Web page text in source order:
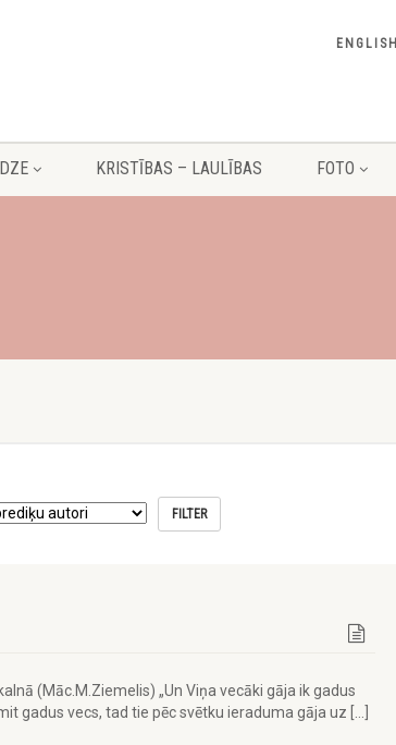
ENGLISH
KRISTĪBAS – LAULĪBAS FOTO
(Māc.M.Ziemelis) „Un Viņa vecāki gāja ik gadus
gadus vecs, tad tie pēc svētku ieraduma gāja uz […]